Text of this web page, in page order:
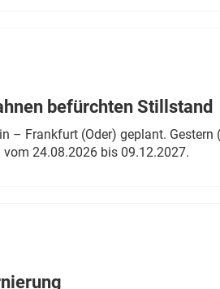
befürchten Stillstand
– Frankfurt (Oder) geplant.
24.08.2026 bis 09.12.2027.